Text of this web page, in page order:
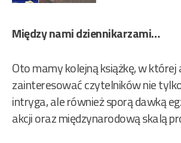
Między nami dziennikarzami…
Oto mamy kolejną książkę, w
zainteresować czytelników nie
intryga, ale również sporą dawką
akcji oraz międzynarodową skalą